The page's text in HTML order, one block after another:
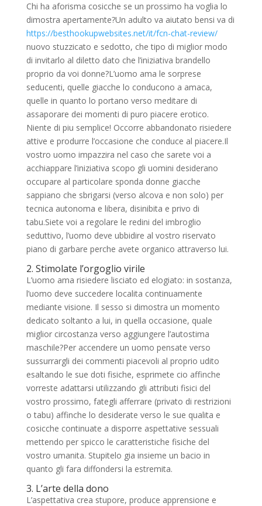
Chi ha aforisma cosicche se un prossimo ha voglia lo
dimostra apertamente?Un adulto va aiutato bensi va di
https://besthookupwebsites.net/it/fcn-chat-review/
nuovo stuzzicato e sedotto, che tipo di miglior modo
di invitarlo al diletto dato che l’iniziativa brandello
proprio da voi donne?L’uomo ama le sorprese
seducenti, quelle giacche lo conducono a amaca,
quelle in quanto lo portano verso meditare di
assaporare dei momenti di puro piacere erotico.
Niente di piu semplice! Occorre abbandonato risiedere
attive e produrre l’occasione che conduce al piacere.Il
vostro uomo impazzira nel caso che sarete voi a
acchiappare l’iniziativa scopo gli uomini desiderano
occupare al particolare sponda donne giacche
sappiano che sbrigarsi (verso alcova e non solo) per
tecnica autonoma e libera, disinibita e privo di
tabu.Siete voi a regolare le redini del imbroglio
seduttivo, l’uomo deve ubbidire al vostro riservato
piano di garbare perche avete organico attraverso lui.
2. Stimolate l’orgoglio virile
L’uomo ama risiedere lisciato ed elogiato: in sostanza,
l’uomo deve succedere localita continuamente
mediante visione. Il sesso si dimostra un momento
dedicato soltanto a lui, in quella occasione, quale
miglior circostanza verso aggiungere l’autostima
maschile?Per accendere un uomo pensate verso
sussurrargli dei commenti piacevoli al proprio udito
esaltando le sue doti fisiche, esprimete cio affinche
vorreste adattarsi utilizzando gli attributi fisici del
vostro prossimo, fategli afferrare (privato di restrizioni
o tabu) affinche lo desiderate verso le sue qualita e
cosicche continuate a disporre aspettative sessuali
mettendo per spicco le caratteristiche fisiche del
vostro umanita. Stupitelo gia insieme un bacio in
quanto gli fara diffondersi la estremita.
3. L’arte della dono
L’aspettativa crea stupore, produce apprensione e